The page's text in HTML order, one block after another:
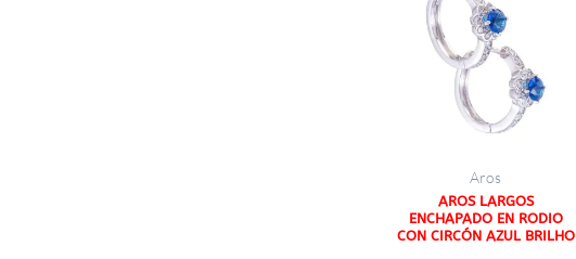
Aros
AROS LARGOS
ENCHAPADO EN RODIO
CON CIRCÓN AZUL BRILHO